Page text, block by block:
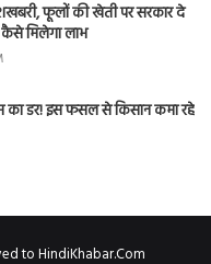
फूलों की खेती पर सरकार दे
कैसे मिलेगा लाभ
का डर! इस फसल से किसान कमा रहे
to HindiKhabar.Com